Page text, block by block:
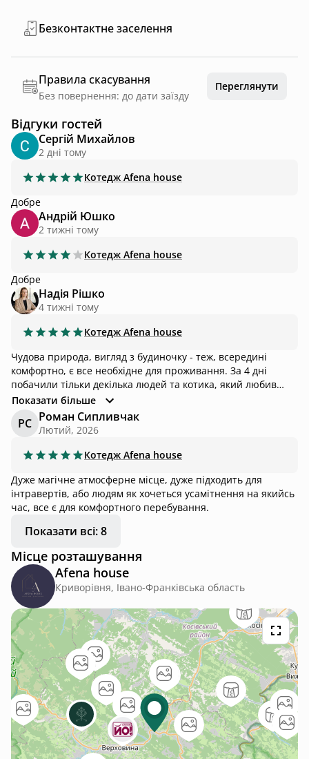
Безконтактне заселення
Правила скасування
Без повернення: до дати заїзду
Переглянути
Відгуки гостей
Сергій Михайлов
2 днi тому
Котедж Afena house
Добре
Андрій Юшко
2 тижні тому
Котедж Afena house
Добре
Надія Рішко
4 тижні тому
Котедж Afena house
Чудова природа, вигляд з будиночку - теж, всередині
комфортно, є все необхідне для проживання. За 4 дні
побачили тільки декілька людей та котика, який любив
приходити до будинку. На деревах бігають білочки, також
бачили маленьку косулю. Від будиночку є доріжка до
Великої гуцульської качелі.
Показати більше
РС Роман Сипливчак
Лютий, 2026
Котедж Afena house
Дуже магічне атмосферне місце, дуже підходить для
інтравертів, або людям як хочеться усамітнення на якийсь
час, все є для комфортного перебування.
Показати всі: 8
Місце розташування
Afena house
Криворівня, Івано-Франківська область